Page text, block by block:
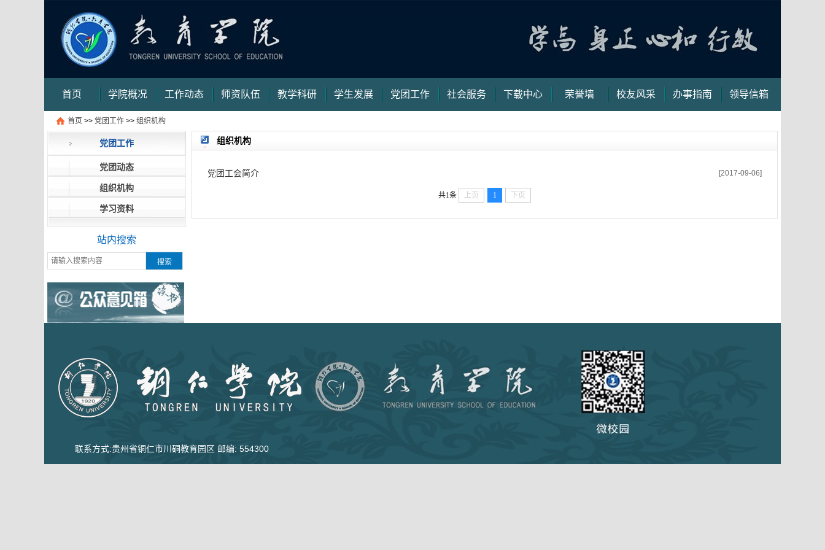
首页 学院概况 工作动态 师资队伍 教学科研 学生发展 党团工作 社会服务 下载中心 荣誉墙 校友风采 办事指南 领导信箱
审核评估 信件提交
首页 >> 党团工作 >> 组织机构
党团工作
党团动态
组织机构
学习资料
站内搜索
组织机构
[2017-09-06]
党团工会简介
共1条 上页 1 下页
联系方式:贵州省铜仁市川硐教育园区 邮编: 554300